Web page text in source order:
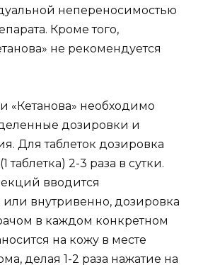
непереносимостью
Кроме того,
не рекомендуется
необходимо
дозировки и
Для таблеток дозировка
таблетка) 2-3 раза в сутки.
вводится
внутривенно, дозировка
в каждом конкретном
на кожу в месте
делая 1-2 раза нажатие на